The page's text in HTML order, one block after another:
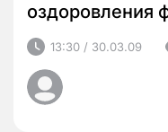
оздоровления
13:30 / 30.03.09